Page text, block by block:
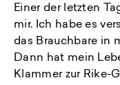
Einer der letzten
mir. Ich habe es
das Brauchbare in
Dann hat mein
Klammer zur Rike-